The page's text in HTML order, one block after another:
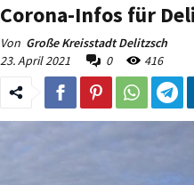
Corona-Infos für
Von Große Kreisstadt Delitzsch
23. April 2021
0 416